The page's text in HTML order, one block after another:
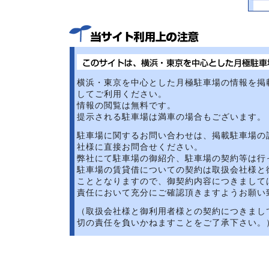
横浜・東京を中心とした月極駐車場の情報を
してご利用ください。
情報の閲覧は無料です。
提示される駐車場は満車の場合もございます。
駐車場に関するお問い合わせは、掲載駐車場
社様に直接お問合せください。
弊社にて駐車場の御紹介、駐車場の契約等は
駐車場の賃貸借についての契約は取扱会社様
こととなりますので、御契約内容につきまし
責任において充分にご確認頂きますようお願い
（取扱会社様と御利用者様との契約につきま
切の責任を負いかねますことをご了承下さい。